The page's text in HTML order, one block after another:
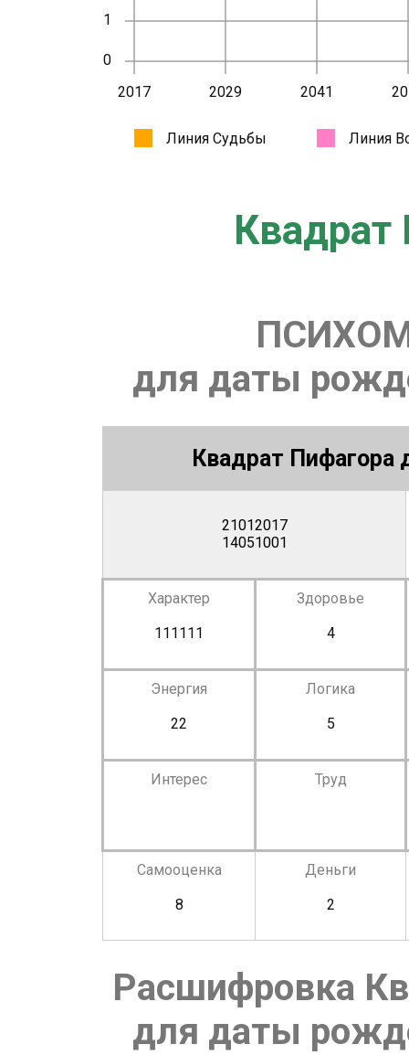
Квадрат
для даты
Квадрат Пифагора
21012017
14051001
Характер
111111
Здоровье
4
Энергия
22
Логика
5
Интерес Труд
Самооценка
8
Деньги
2
Расшифровка
для даты